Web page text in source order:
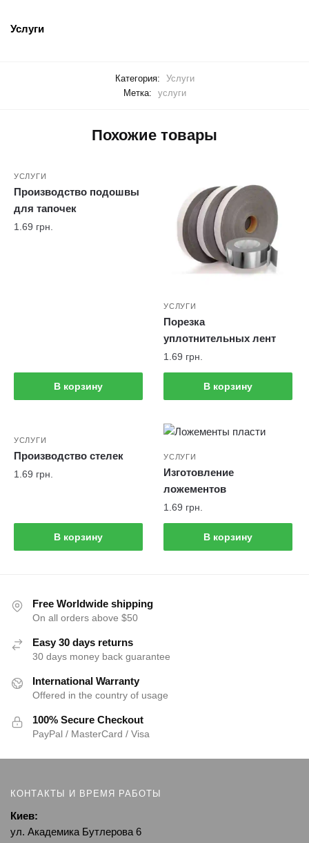
Услуги
Категория:
Услуги
Метка:
услуги
Похожие товары
УСЛУГИ
Производство подошвы
для тапочек
1.69 грн.
В корзину
УСЛУГИ
Порезка
уплотнительных лент
1.69 грн.
В корзину
УСЛУГИ
Производство стелек
1.69 грн.
В корзину
УСЛУГИ
Изготовление
ложементов
1.69 грн.
В корзину
Free Worldwide shipping
On all orders above $50
Easy 30 days returns
30 days money back guarantee
International Warranty
Offered in the country of usage
100% Secure Checkout
PayPal / MasterCard / Visa
КОНТАКТЫ И ВРЕМЯ РАБОТЫ
Киев:
ул. Академика Бутлерова 6